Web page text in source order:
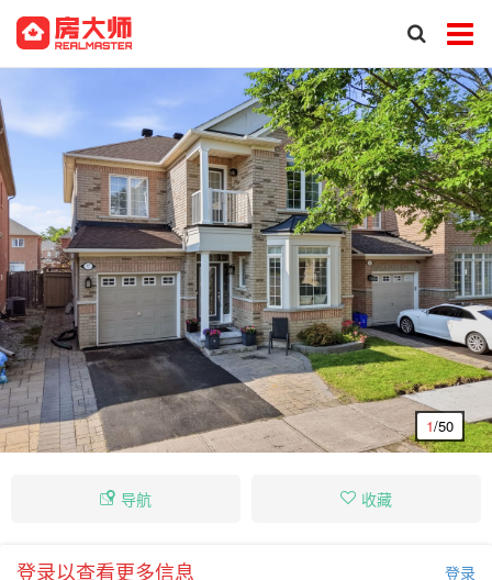
1/50
导航 收藏
登录以查看更多信息 登录